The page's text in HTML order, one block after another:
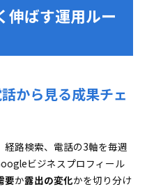
伸ばす運用ルー
から見る成果チェ
路検索、電話の3軸を毎週
ビジネスプロフィール
要か露出の変化かを切り分け